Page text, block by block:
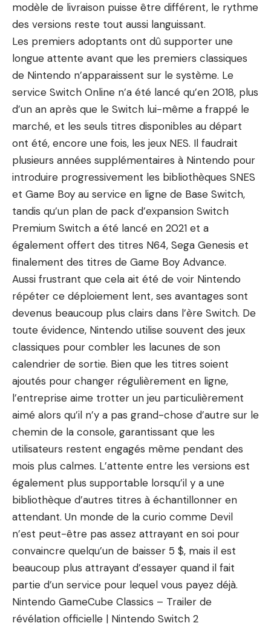
modèle de livraison puisse être différent, le rythme
des versions reste tout aussi languissant.
Les premiers adoptants ont dû supporter une
longue attente avant que les premiers classiques
de Nintendo n’apparaissent sur le système. Le
service Switch Online n’a été lancé qu’en 2018, plus
d’un an après que le Switch lui-même a frappé le
marché, et les seuls titres disponibles au départ
ont été, encore une fois, les jeux NES. Il faudrait
plusieurs années supplémentaires à Nintendo pour
introduire progressivement les bibliothèques SNES
et Game Boy au service en ligne de Base Switch,
tandis qu’un plan de pack d’expansion Switch
Premium Switch a été lancé en 2021 et a
également offert des titres N64, Sega Genesis et
finalement des titres de Game Boy Advance.
Aussi frustrant que cela ait été de voir Nintendo
répéter ce déploiement lent, ses avantages sont
devenus beaucoup plus clairs dans l’ère Switch. De
toute évidence, Nintendo utilise souvent des jeux
classiques pour combler les lacunes de son
calendrier de sortie. Bien que les titres soient
ajoutés pour changer régulièrement en ligne,
l’entreprise aime trotter un jeu particulièrement
aimé alors qu’il n’y a pas grand-chose d’autre sur le
chemin de la console, garantissant que les
utilisateurs restent engagés même pendant des
mois plus calmes. L’attente entre les versions est
également plus supportable lorsqu’il y a une
bibliothèque d’autres titres à échantillonner en
attendant. Un monde de la curio comme Devil
n’est peut-être pas assez attrayant en soi pour
convaincre quelqu’un de baisser 5 $, mais il est
beaucoup plus attrayant d’essayer quand il fait
partie d’un service pour lequel vous payez déjà.
Nintendo GameCube Classics – Trailer de
révélation officielle | Nintendo Switch 2